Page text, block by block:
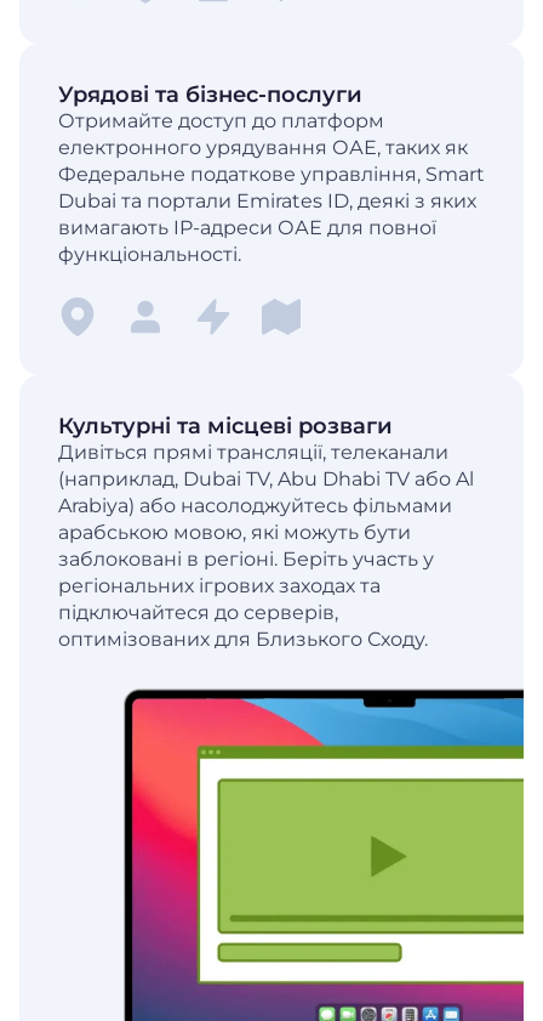
Урядові та бізнес-послуги
Отримайте доступ до платформ
електронного урядування ОАЕ, таких як
Федеральне податкове управління, Smart
Dubai та портали Emirates ID, деякі з яких
вимагають IP-адреси ОАЕ для повної
функціональності.
Культурні та місцеві розваги
Дивіться прямі трансляції, телеканали
(наприклад, Dubai TV, Abu Dhabi TV або Al
Arabiya) або насолоджуйтесь фільмами
арабською мовою, які можуть бути
заблоковані в регіоні. Беріть участь у
регіональних ігрових заходах та
підключайтеся до серверів,
оптимізованих для Близького Сходу.